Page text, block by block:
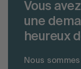
Vous
une
heureux
Nous